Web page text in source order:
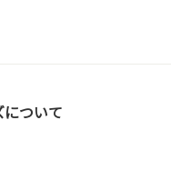
ついて